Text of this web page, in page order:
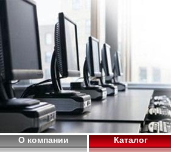
О компании Каталог